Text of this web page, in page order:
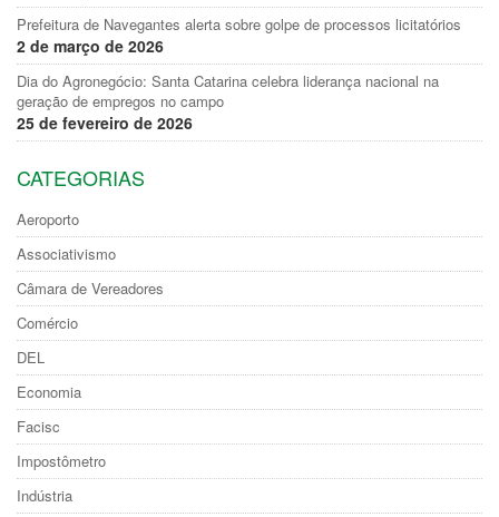
Prefeitura de Navegantes alerta sobre golpe de processos licitatórios
2 de março de 2026
Dia do Agronegócio: Santa Catarina celebra liderança nacional na
geração de empregos no campo
25 de fevereiro de 2026
CATEGORIAS
Aeroporto
Associativismo
Câmara de Vereadores
Comércio
DEL
Economia
Facisc
Impostômetro
Indústria